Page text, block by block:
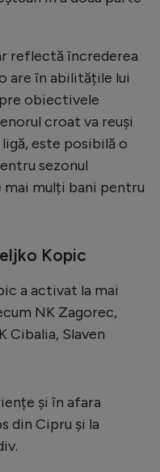
reflectă încrederea
are în abilitățile lui
obiectivele
croat va reuși
este posibilă o
sezonul
mai mulți bani pentru
Kopic
a activat la mai
NK Zagorec,
Cibalia, Slaven
și în afara
din Cipru și la